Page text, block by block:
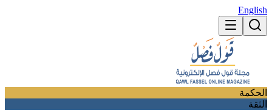
English
الحكمة
الثقة